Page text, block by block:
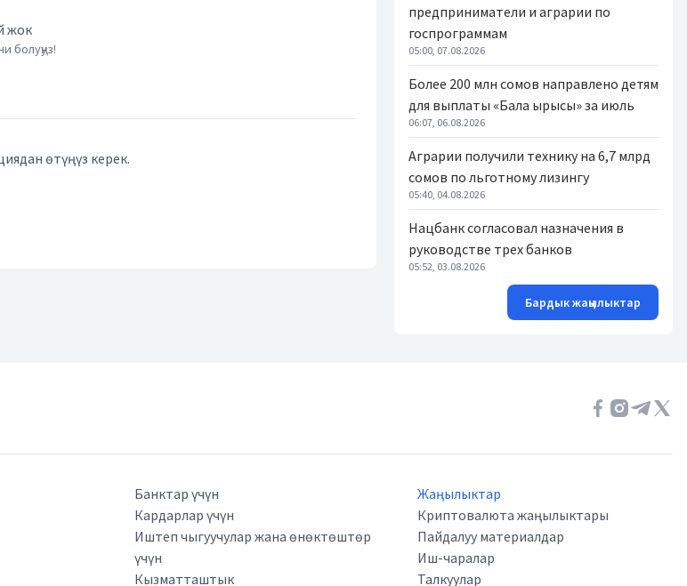
жок
болуңуз!
өтүңүз керек.
предприниматели и аграрии по
госпрограммам
05:00, 07.08.2026
Более 200 млн сомов направлено детям
для выплаты «Бала ырысы» за июль
06:07, 06.08.2026
Аграрии получили технику на 6,7 млрд
сомов по льготному лизингу
05:40, 04.08.2026
Нацбанк согласовал назначения в
руководстве трех банков
05:52, 03.08.2026
Бардык жаңылыктар
Банктар үчүн
Кардарлар үчүн
Иштеп чыгуучулар жана өнөктөштөр
үчүн
Кызматташтык
Жаңылыктар
Криптовалюта жаңылыктары
Пайдалуу материалдар
Иш-чаралар
Талкуулар